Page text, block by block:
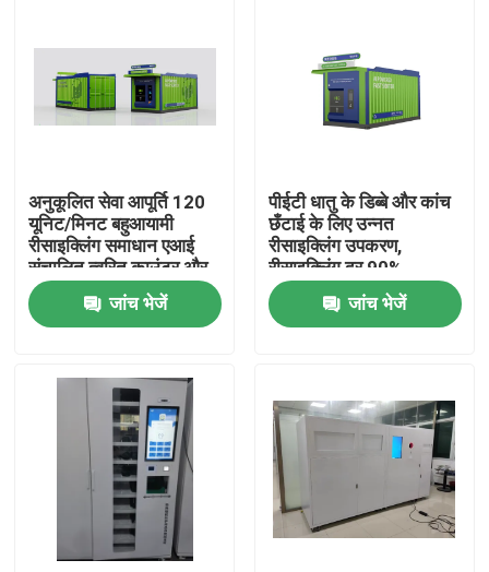
घर
अनुकूलित सेवा आपूर्ति 120
यूनिट/मिनट बहुआयामी
रीसाइक्लिंग समाधान एआई
संचालित त्वरित काउंटर और
सॉर्टर
जांच भेजें
पीईटी धातु के डिब्बे और कांच
छँटाई के लिए उन्नत
रीसाइक्लिंग उपकरण,
रीसाइक्लिंग दर 90%
जांच भेजें